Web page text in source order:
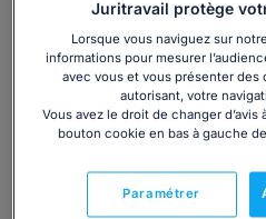
Juritravail» : Juritravail
du Site.
«Site» : Site internet
www.Juritravail.com.
«Utilisateur» : Toute
professionnel ou
Article 2. Inscription
Juritravail protège
Lorsque vous naviguez sur
informations pour mesurer
avec vous et vous présenter des
autorisant, votre
Vous avez le droit de changer
bouton cookie en bas à gauche
Paramétrer